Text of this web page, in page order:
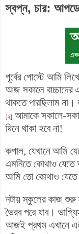
স্বপ্ন, চার:
পূর্বের পোস্টে আমি
আজ সকালে
থাকতে পারছিলাম না।
[২] আমাকে সকালে-
দিনে থাকা হবে না!
কপাল, যেখানে আমি
এমনিতে কোথাও যেতে
আমি তো কোথাও যেতে
নটায় স্কুলের কাজ শুরু
ভৈরব পরে যাব।
আজই প্রথম এখানে